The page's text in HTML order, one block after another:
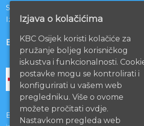
Sestrinstvo KBC Osijek
Izjava o pristupačnosti mrežnih stranica
BOLNICE PARTNERI
Bolnice s kojima je potpisan ugovor o
Izjava o kolačićima
KBC Osijek koristi kolačiće za
pružanje boljeg korisničkog
iskustva i funkcionalnosti.
postavke mogu se kontrolirati i
konfigurirati u vašem web
pregledniku. Više o ovome
možete pročitati ovdje.
Nastavkom pregleda web